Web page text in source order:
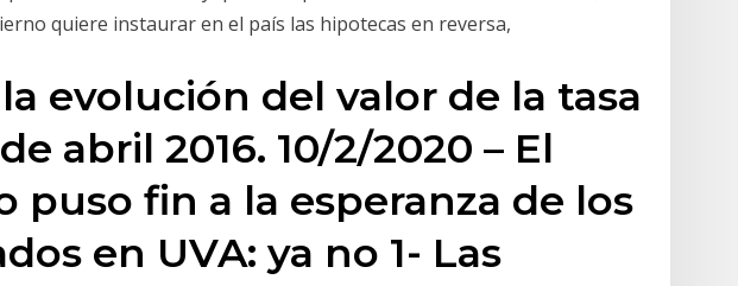
quiere instaurar en el país las hipotecas en reversa,
evolución del valor de la tasa
abril 2016. 10/2/2020 – El
puso fin a la esperanza de los
en UVA: ya no 1- Las